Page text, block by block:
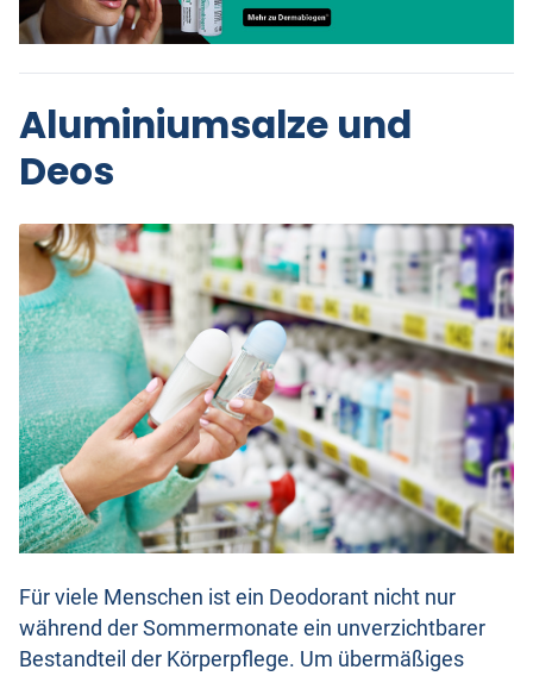
Aluminiumsalze und
Deos
Für viele Menschen ist ein Deodorant nicht nur
während der Sommermonate ein unverzichtbarer
Bestandteil der Körperpflege. Um übermäßiges